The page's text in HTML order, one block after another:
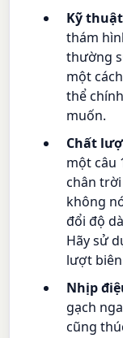
Kỹ
thám
thường
một
thể
muốn.
Chất
một câu
chân
không
đổi độ
Hãy sử
lượt
Nhịp
gạch
cũng